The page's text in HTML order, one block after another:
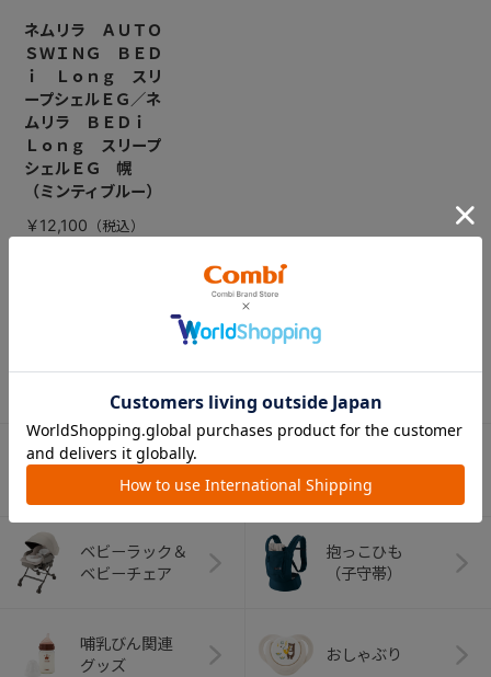
ネムリラ ＡＵＴＯ
ＳＷＩＮＧ ＢＥＤ
ｉ Ｌｏｎｇ スリ
ープシェルＥＧ／ネ
ムリラ ＢＥＤｉ
Ｌｏｎｇ スリープ
シェルＥＧ 幌
（ミンティブルー）
￥12,100
CATEGORY
（コンビ）
ベビーカー チャイルドシート
ベビーラック＆
ベビーチェア
抱っこひも
（子守帯）
哺乳びん関連
グッズ
おしゃぶり